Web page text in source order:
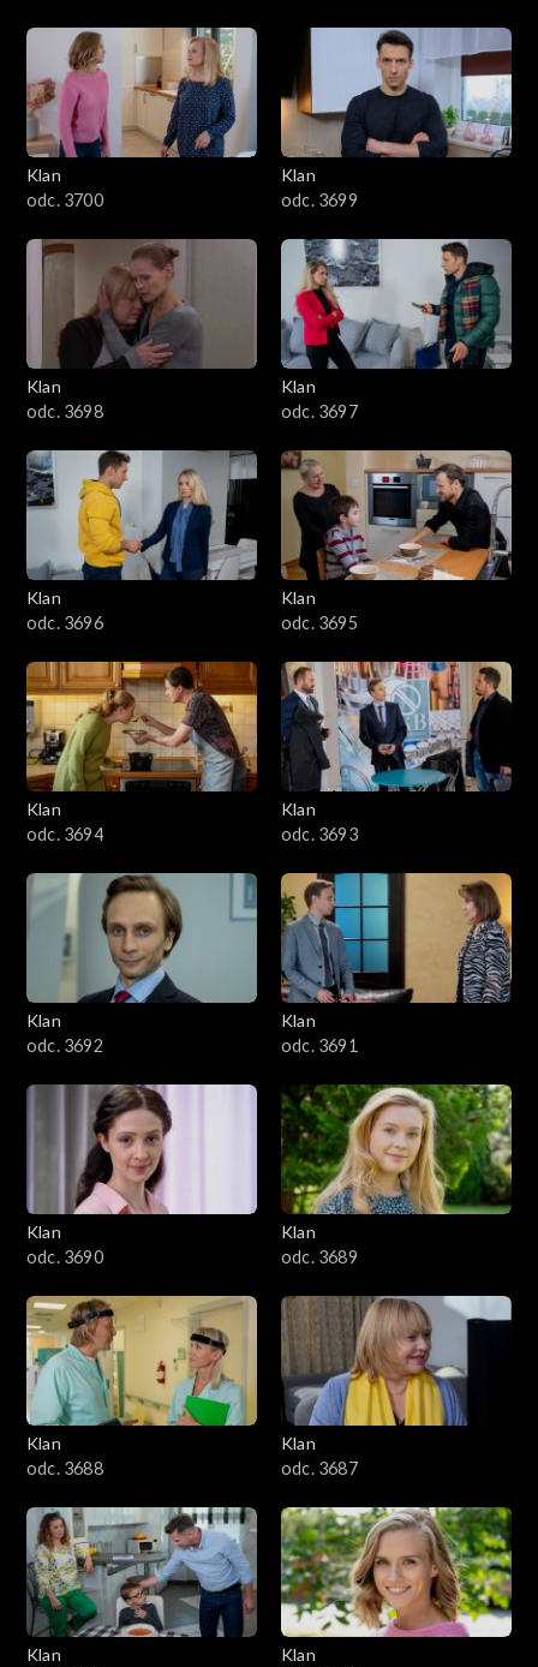
4601–4700
4501–4600
4401–4500
4301–4400
4201–4300
4101–4200
3901–4000
3801–3900
3701–3800
3601–3700
3501–3600
3401–3500
3201–3300
3101–3200
3001–3100
2901–3000
2801–2900
2701–2800
2501–2600
2401–2500
2301–2400
2201–2300
2101–2200
2001–2100
Klan
odc. 3700
Klan
odc. 3699
Klan
odc. 3698
Klan
odc. 3697
Klan
odc. 3696
Klan
odc. 3695
Klan
odc. 3694
Klan
odc. 3693
Klan
odc. 3692
Klan
odc. 3691
Klan
odc. 3690
Klan
odc. 3689
Klan
odc. 3688
Klan
odc. 3687
Klan
Klan